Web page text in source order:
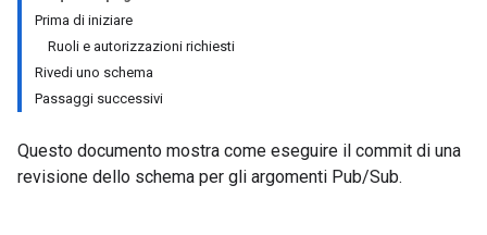
Prima di iniziare
Ruoli e autorizzazioni richiesti
Rivedi uno schema
Passaggi successivi
Questo documento mostra come eseguire il commit di una
revisione dello schema per gli argomenti Pub/Sub.